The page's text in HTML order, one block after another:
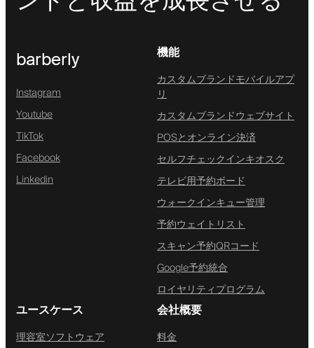
barberly
Instagram
Youtube
TikTok
Facebook
Linkedin
機能
カスタムブランドモバイルアプ
リ
カスタムブランドウェブサイト
POSとオンライン決済
セルフチェックインキオスク
テレビ用予約ボード
ウォークインキュー管理
予約ウェイトリスト
スキャン予約QRコード
Google予約統合
ロイヤリティプログラム
ユースケース
理容室ソフトウェア
会社概要
料金